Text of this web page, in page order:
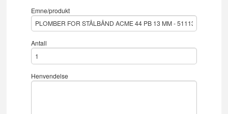
Emne/produkt
Antall
Henvendelse